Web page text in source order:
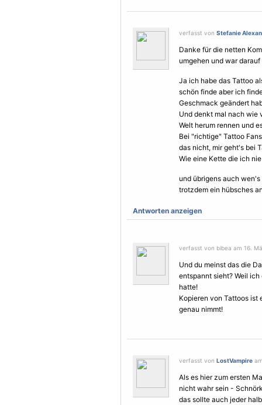
verfasst von Stefanie
Danke für die netten
umgehen und war
Ja ich habe das Tattoo
schön finde aber ich
Geschmack geändert
Und denkt mal nach wie
Welt herum rennen und
Bei "richtige" Tattoo
das nicht, mir geht's bei
Wie eine Kette die ich
und übrigens auch
trotzdem ein hübsches
Antworten anzeigen
verfasst von bibea am 16.
Und du meinst das die
entspannt sieht? Weil
hatte!
Kopieren von Tattoos ist
genau nimmt!
verfasst von LostVampire
Als es hier zum ersten
nicht wahr sein -
das sollte auch jeder